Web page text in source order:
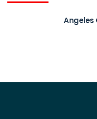
Angeles